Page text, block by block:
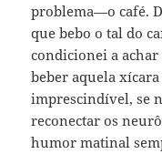
problema—o café.
que bebo o tal do
condicionei a achar
beber aquela
imprescindível, se
reconectar os
humor matinal